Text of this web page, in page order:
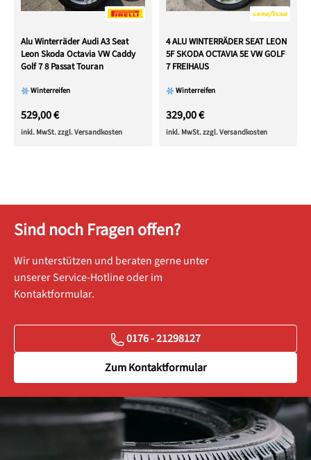
Alu Winterräder Audi A3 Seat
Leon Skoda Octavia VW Caddy
Golf 7 8 Passat Touran
Winterreifen
529,00 €
inkl. MwSt. zzgl. Versandkosten
4 ALU WINTERRÄDER SEAT LEON
5F SKODA OCTAVIA 5E VW GOLF
7 FREIHAUS
Winterreifen
329,00 €
inkl. MwSt. zzgl. Versandkosten
Sind noch Fragen offen?
Wir unterstützen und beraten gerne unter
unserer Service-Hotline oder im
Kontaktformular.
0176 - 21298127
Zum Kontaktformular